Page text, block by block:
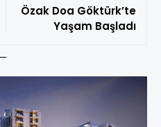
Özak Doa Göktürk’te
Yaşam Başladı